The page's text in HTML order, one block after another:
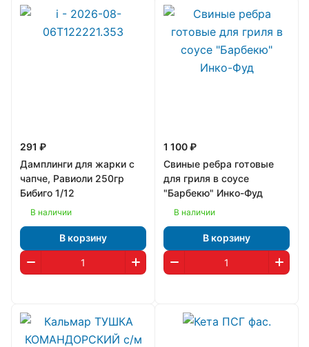
291 ₽
Дамплинги для жарки с
чапче, Равиоли 250гр
Бибиго 1/12
В наличии
В корзину
1 100 ₽
Свиные ребра готовые
для гриля в соусе
"Барбекю" Инко-Фуд
В наличии
В корзину